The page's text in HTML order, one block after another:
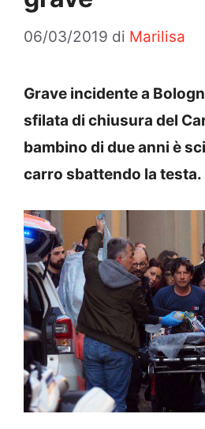
06/03/2019 di Marilisa
Grave incidente a
sfilata di chiusura del
bambino di due anni è
carro sbattendo la testa.